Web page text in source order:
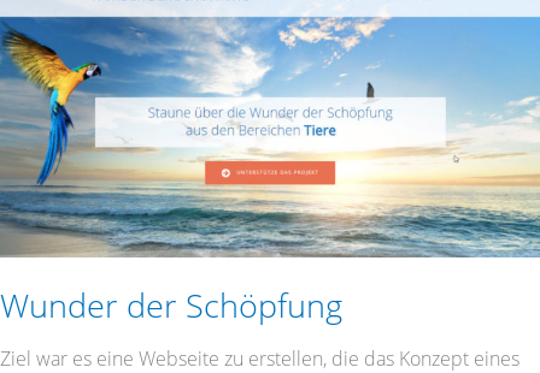
Wunder der Schöpfung
Ziel war es eine Webseite zu erstellen, die das Konzept eines
der
Schöpfung